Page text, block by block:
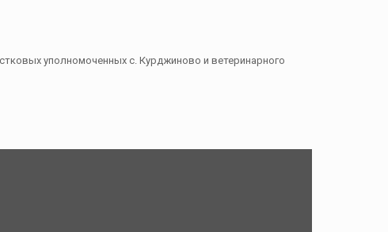
уполномоченных с. Курджиново и ветеринарного